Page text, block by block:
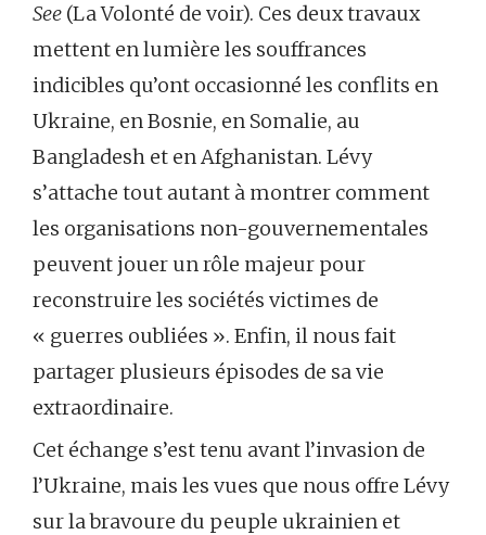
See (La Volonté de voir). Ces deux travaux
mettent en lumière les souffrances
indicibles qu’ont occasionné les conflits en
Ukraine, en Bosnie, en Somalie, au
Bangladesh et en Afghanistan. Lévy
s’attache tout autant à montrer comment
les organisations non-gouvernementales
peuvent jouer un rôle majeur pour
reconstruire les sociétés victimes de
« guerres oubliées ». Enfin, il nous fait
partager plusieurs épisodes de sa vie
extraordinaire.
Cet échange s’est tenu avant l’invasion de
l’Ukraine, mais les vues que nous offre Lévy
sur la bravoure du peuple ukrainien et